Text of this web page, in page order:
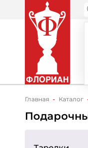
Главная Каталог